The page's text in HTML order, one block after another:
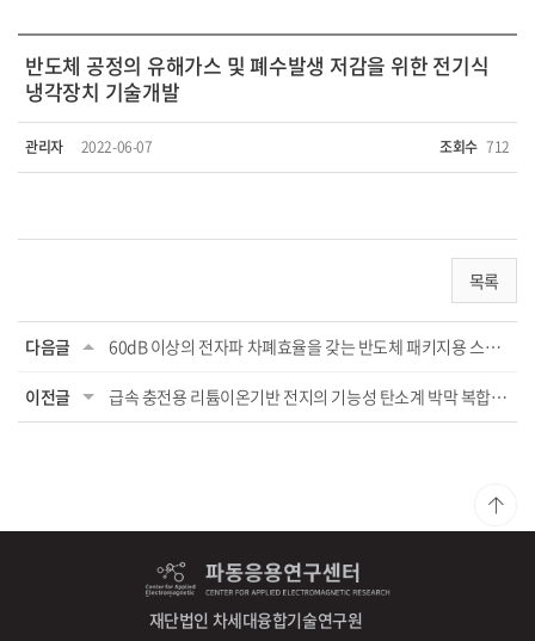
반도체 공정의 유해가스 및 폐수발생 저감을 위한 전기식
냉각장치 기술개발
관리자 2022-06-07 조회수 712
목록
다음글 60dB 이상의 전자파 차폐효율을 갖는 반도체 패키지용 스프레이 잉크소재 및 strip level에...
이전글 급속 충전용 리튬이온기반 전지의 기능성 탄소계 박막 복합 분리막 소재 개발
재단법인 차세대융합기술연구원